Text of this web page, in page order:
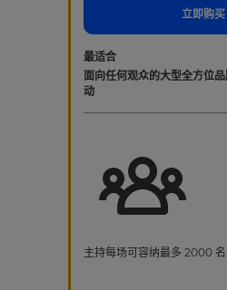
立即购买
最适合
面向任何观众的大型全方位
动
主持每场可容纳最多 2000